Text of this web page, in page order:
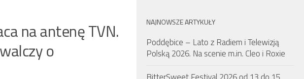
na antenę TVN.
o
NAJNOWSZE ARTYKUŁY
Poddębice – Lato z Radiem i Telewizją
Polską 2026. Na scenie m.in. Cleo i Roxie